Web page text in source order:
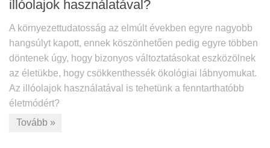
illóolajok használatával?
A környezettudatosság az elmúlt években egyre nagyobb
hangsúlyt kapott, ennek köszönhetően pedig egyre többen
döntenek úgy, hogy bizonyos változtatásokat eszközölnek
az életükbe, hogy csökkenthessék ökológiai lábnyomukat.
Az illóolajok használatával is tehetünk a fenntarthatóbb
életmódért?
Tovább »